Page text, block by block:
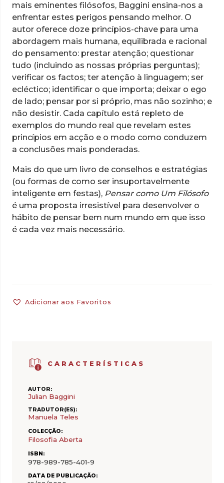
CARACTERÍSTICAS
AUTOR:
Julian Baggini
TRADUTOR(ES):
Manuela Teles
COLECÇÃO:
Filosofia Aberta
ISBN:
978-989-785-401-9
DATA DE PUBLICAÇÃO:
mais eminentes filósofos, Baggini ensina-nos a
enfrentar estes perigos pensando melhor. O
autor oferece doze princípios-chave para uma
abordagem mais humana, equilibrada e racional
do pensamento: prestar atenção; questionar
tudo (incluindo as nossas próprias perguntas);
verificar os factos; ter atenção à linguagem; ser
ecléctico; identificar o que importa; deixar o ego
de lado; pensar por si próprio, mas não sozinho; e
não desistir. Cada capítulo está repleto de
exemplos do mundo real que revelam estes
princípios em acção e o modo como conduzem
a conclusões mais ponderadas.
Mais do que um livro de conselhos e estratégias
(ou formas de como ser insuportavelmente
inteligente em festas), Pensar como Um Filósofo
é uma proposta irresistível para desenvolver o
hábito de pensar bem num mundo em que isso
é cada vez mais necessário.
Adicionar aos Favoritos